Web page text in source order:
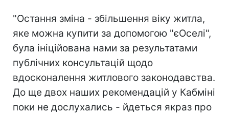
"Остання зміна - збільшення віку житла,
яке можна купити за допомогою "єОселі",
була ініційована нами за результатами
публічних консультацій щодо
вдосконалення житлового законодавства.
До ще двох наших рекомендацій у Кабміні
поки не дослухались - йдеться якраз про